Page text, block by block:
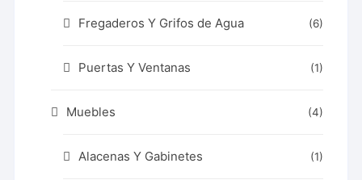
Fregaderos Y Grifos de Agua (6)
Puertas Y Ventanas (1)
Muebles (4)
Alacenas Y Gabinetes (1)